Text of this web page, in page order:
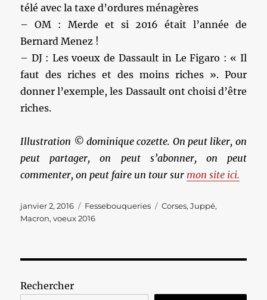
télé avec la taxe d’ordures ménagères
– OM : Merde et si 2016 était l’année de
Bernard Menez !
– DJ : Les voeux de Dassault in Le Figaro : « Il
faut des riches et des moins riches ». Pour
donner l’exemple, les Dassault ont choisi d’être
riches.
Illustration © dominique cozette. On peut liker, on
peut partager, on peut s’abonner, on peut
commenter, on peut faire un tour sur mon site ici.
Publié
le
janvier 2, 2016 Catégories
Fessebouqueries Étiquettes
Corses,Juppé,
Macron,voeux 2016
Rechercher